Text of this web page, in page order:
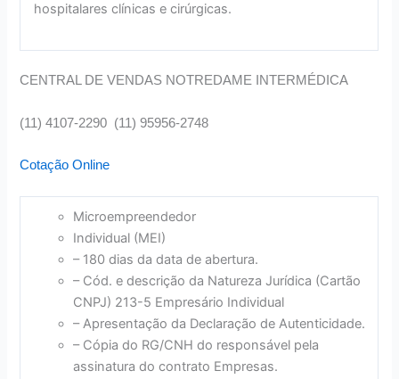
hospitalares clínicas e cirúrgicas.
CENTRAL DE VENDAS NOTREDAME INTERMÉDICA
(11) 4107-2290 (11) 95956-2748
Cotação Online
Microempreendedor
Individual (MEI)
– 180 dias da data de abertura.
– Cód. e descrição da Natureza Jurídica (Cartão
CNPJ) 213-5 Empresário Individual
– Apresentação da Declaração de Autenticidade.
– Cópia do RG/CNH do responsável pela
assinatura do contrato Empresas.